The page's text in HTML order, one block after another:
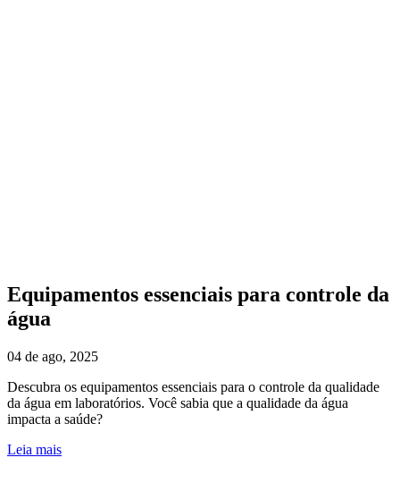
Equipamentos essenciais para controle da
água
04 de ago, 2025
Descubra os equipamentos essenciais para o controle da qualidade
da água em laboratórios. Você sabia que a qualidade da água
impacta a saúde?
Leia mais